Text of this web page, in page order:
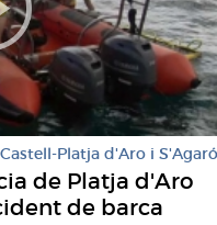
Castell-Platja d'Aro i S'Agaró
de Platja d'Aro
de barca